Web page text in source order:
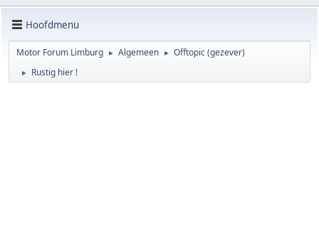
Hoofdmenu
Motor Forum Limburg ► Algemeen ► Offtopic (gezever)
► Rustig hier !